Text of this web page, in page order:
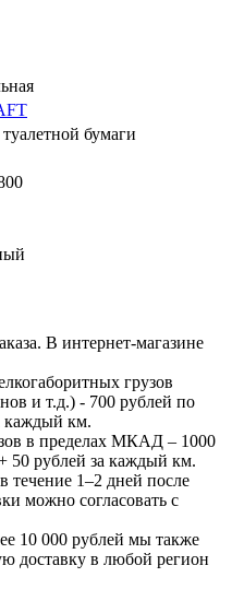
бумаги
В интернет-магазине
грузов
и т.д.) - 700 рублей по
каждый км.
в пределах МКАД – 1000
50 рублей за каждый км.
течение 1–2 дней после
можно согласовать с
10 000 рублей мы также
доставку в любой регион